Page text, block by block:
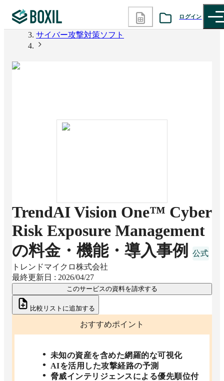
ログイン
カテゴリから探す
BOXILの使い方ガイド
BOXIL
サイバー攻撃対策ソフト
TrendAI Vision One™ Cyber
Risk Exposure Management
の料金・機能・導入事例
トレンドマイクロ株式会社
最終更新日 : 2026/04/27
このサービスの資料を請求する
比較リストに追加する
おすすめポイント
未知の資産を含めた網羅的な可視化
AIを活用した攻撃経路の予測
脅威インテリジェンスによる優先順位付